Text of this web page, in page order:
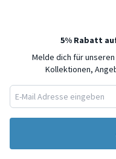
5% Rabatt
Melde dich für
Kollektionen,